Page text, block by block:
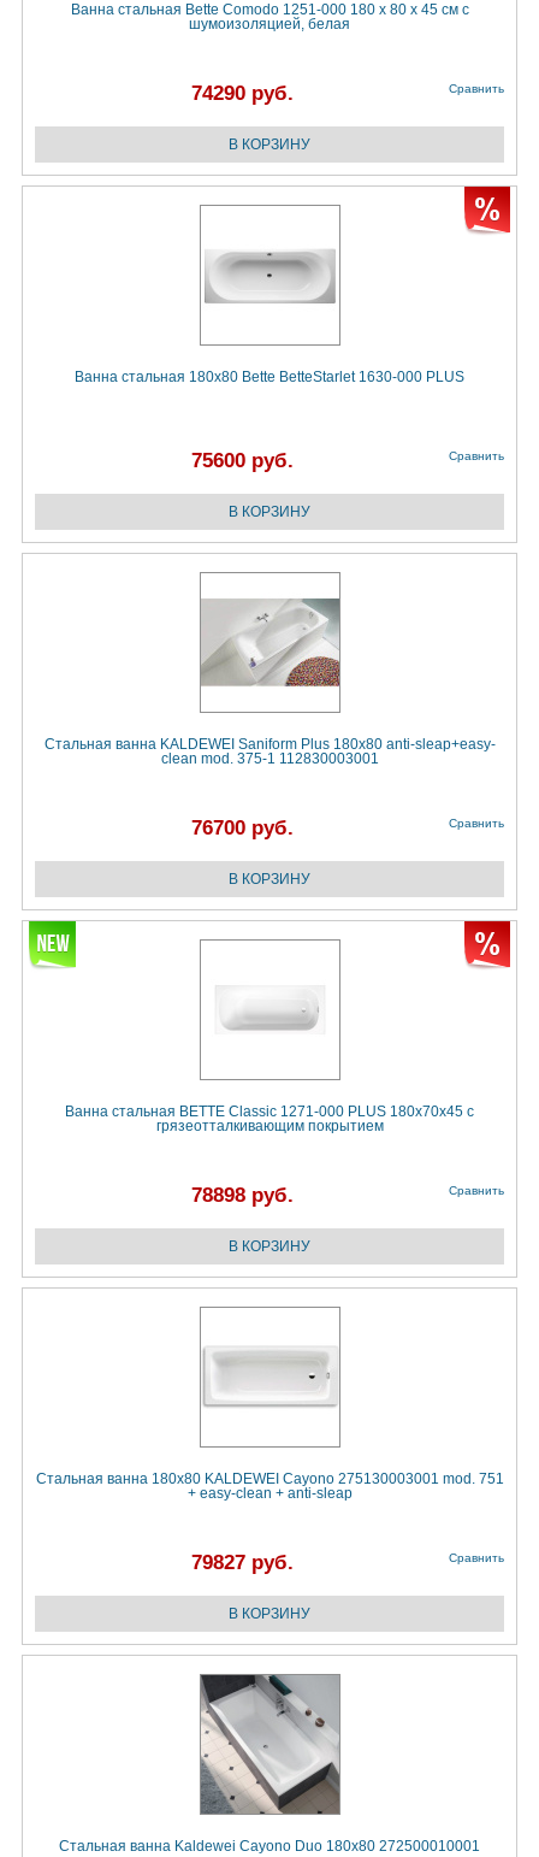
Ванна стальная Bette Comodo 1251-000 180 х 80 х 45 см с
шумоизоляцией, белая
74290 руб. Сравнить
Ванна стальная 180х80 Bette BetteStarlet 1630-000 PLUS
75600 руб. Сравнить
Стальная ванна KALDEWEI Saniform Plus 180x80 anti-sleap+easy-
clean mod. 375-1 112830003001
76700 руб. Сравнить
Ванна стальная BETTE Classic 1271-000 PLUS 180х70х45 с
грязеотталкивающим покрытием
78898 руб. Сравнить
Стальная ванна 180x80 KALDEWEI Cayono 275130003001 mod. 751
+ easy-clean + anti-sleap
79827 руб. Сравнить
Стальная ванна Kaldewei Cayono Duo 180x80 272500010001